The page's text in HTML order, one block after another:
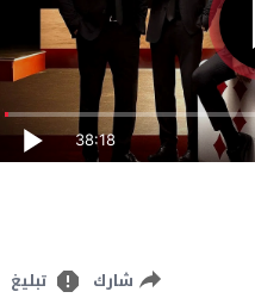
38:18
شارك تبليغ